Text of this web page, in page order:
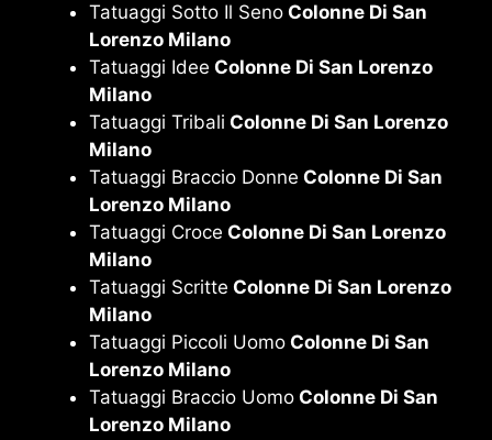
Tatuaggi Sotto Il Seno Colonne Di San
Lorenzo Milano
Tatuaggi Idee Colonne Di San Lorenzo
Milano
Tatuaggi Tribali Colonne Di San Lorenzo
Milano
Tatuaggi Braccio Donne Colonne Di San
Lorenzo Milano
Tatuaggi Croce Colonne Di San Lorenzo
Milano
Tatuaggi Scritte Colonne Di San Lorenzo
Milano
Tatuaggi Piccoli Uomo Colonne Di San
Lorenzo Milano
Tatuaggi Braccio Uomo Colonne Di San
Lorenzo Milano